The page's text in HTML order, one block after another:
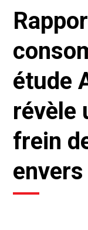
étude
révèle
frein